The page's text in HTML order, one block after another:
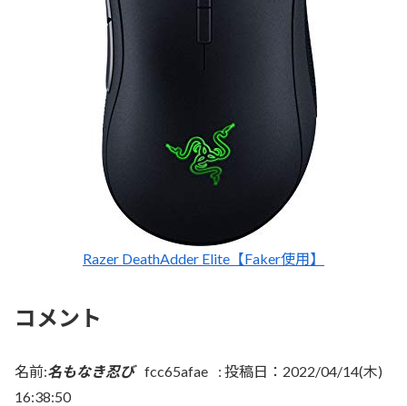
Razer DeathAdder Elite【Faker使用】
コメント
名前:名もなき忍び fcc65afae : 投稿日：2022/04/14(木)
16:38:50